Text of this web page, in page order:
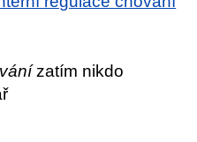
zatím nikdo